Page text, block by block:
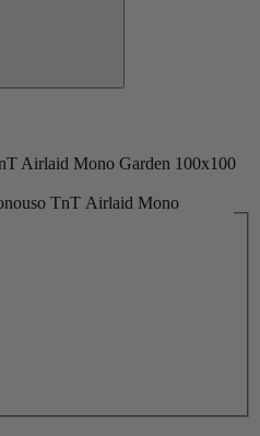
Airlaid Mono Garden 100x100